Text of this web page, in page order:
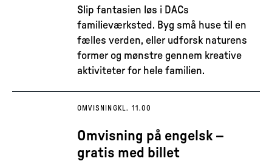
Slip fantasien løs i DACs
familieværksted. Byg små huse til en
fælles verden, eller udforsk naturens
former og mønstre gennem kreative
aktiviteter for hele familien.
OMVISNING KL. 11.00
Omvisning på engelsk –
gratis med billet